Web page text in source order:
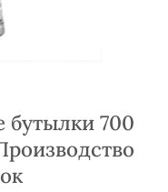
бутылки 700